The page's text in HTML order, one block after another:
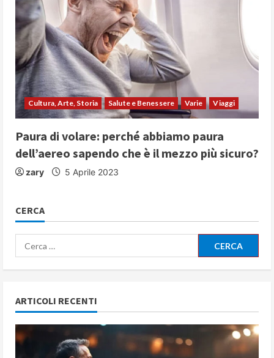
Cultura, Arte, Storia Salute e Benessere Varie Viaggi
Paura di volare: perché abbiamo paura
dell’aereo sapendo che è il mezzo più sicuro?
zary 5 Aprile 2023
CERCA
Ricerca
per:
ARTICOLI RECENTI